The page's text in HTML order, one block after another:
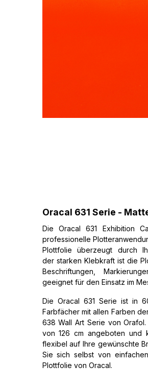
Oracal 631 Serie -
Die Oracal 631 Exhibition
professionelle
Plottfolie überzeugt durch
der starken Klebkraft ist die
Beschriftungen,
geeignet für den Einsatz im
Die Oracal 631 Serie ist in
Farbfächer mit allen Farben
638 Wall Art Serie von
von 126 cm angeboten und
flexibel auf Ihre gewünschte
Sie sich selbst von
Plottfolie von Oracal.